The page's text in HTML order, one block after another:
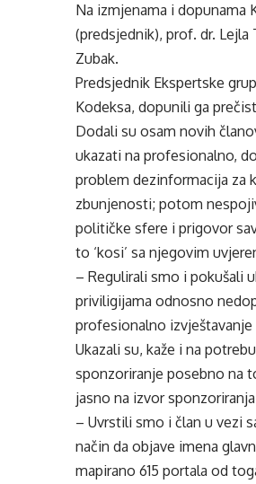
Na izmjenama i dopunama
(predsjednik), prof. dr. Lejla
Zubak.
Predsjednik Ekspertske
Kodeksa, dopunili ga
Dodali su osam novih
ukazati na profesionalno,
problem dezinformacija za
zbunjenosti; potom
političke sfere i prigovor
to ‘kosi’ sa njegovim
– Regulirali smo i pokušali
priviligijama odnosno
profesionalno izvještavanje
Ukazali su, kaže i na
sponzoriranje posebno na
jasno na izvor
– Uvrstili smo i član u vezi
način da objave imena
mapirano 615 portala od